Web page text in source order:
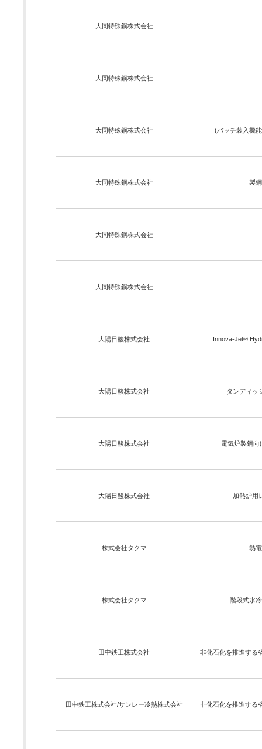
大同特殊鋼株式会社
大同特殊鋼株式会社
大同特殊鋼株式会社 (バッチ装入機
大同特殊鋼株式会社 製
大同特殊鋼株式会社
大同特殊鋼株式会社
大陽日酸株式会社 Innova-Jet®
大陽日酸株式会社 タンディッ
大陽日酸株式会社 電気炉製鋼
大陽日酸株式会社 加熱炉用
株式会社タクマ 熱
株式会社タクマ 階段式水
田中鉄工株式会社 非化石化を推進する
田中鉄工株式会社/サンレー冷熱株式会社 非化石化を推進する